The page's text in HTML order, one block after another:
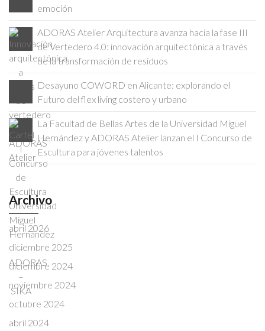
emoción
ADORAS Atelier Arquitectura avanza hacia la fase III
de Vertedero 4.0: innovación arquitectónica a través
de la transformación de residuos
Desayuno COWORD en Alicante: explorando el
Futuro del flex living costero y urbano
La Facultad de Bellas Artes de la Universidad Miguel
Hernández y ADORAS Atelier lanzan el I Concurso de
Escultura para jóvenes talentos
Archivo
abril 2026
diciembre 2025
diciembre 2024
noviembre 2024
octubre 2024
abril 2024